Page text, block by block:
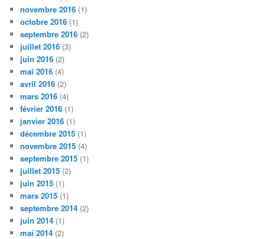
novembre 2016 (1)
octobre 2016 (1)
septembre 2016 (2)
juillet 2016 (3)
juin 2016 (2)
mai 2016 (4)
avril 2016 (2)
mars 2016 (4)
février 2016 (1)
janvier 2016 (1)
décembre 2015 (1)
novembre 2015 (4)
septembre 2015 (1)
juillet 2015 (2)
juin 2015 (1)
mars 2015 (1)
septembre 2014 (2)
juin 2014 (1)
mai 2014 (2)